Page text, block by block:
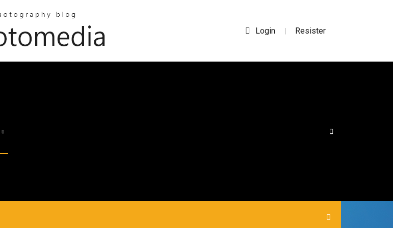
Login | Resister